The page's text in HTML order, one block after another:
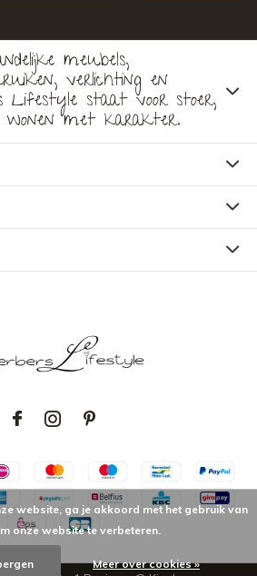
meubels,
verlichting en
Lifestyle staat voor stoer,
wonen met karakter.
website, ga je akkoord met het gebruik van
onze website te verbeteren.
Meer over cookies »